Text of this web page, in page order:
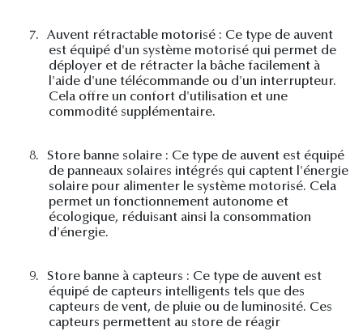
7.
Auvent rétractable motorisé : Ce type de auvent
est équipé d'un système motorisé qui permet de
déployer et de rétracter la bâche facilement à
l'aide d'une télécommande ou d'un interrupteur.
Cela offre un confort d'utilisation et une
commodité supplémentaire.
8.
Store banne solaire : Ce type de auvent est équipé
de panneaux solaires intégrés qui captent l'énergie
solaire pour alimenter le système motorisé. Cela
permet un fonctionnement autonome et
écologique, réduisant ainsi la consommation
d'énergie.
9.
Store banne à capteurs : Ce type de auvent est
équipé de capteurs intelligents tels que des
capteurs de vent, de pluie ou de luminosité. Ces
capteurs permettent au store de réagir